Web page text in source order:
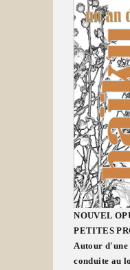
NOUVEL
PETITES
Autour d'une
conduite au